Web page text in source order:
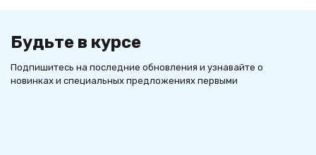
Будьте в курсе
Подпишитесь на последние обновления и узнавайте о
новинках и специальных предложениях первыми